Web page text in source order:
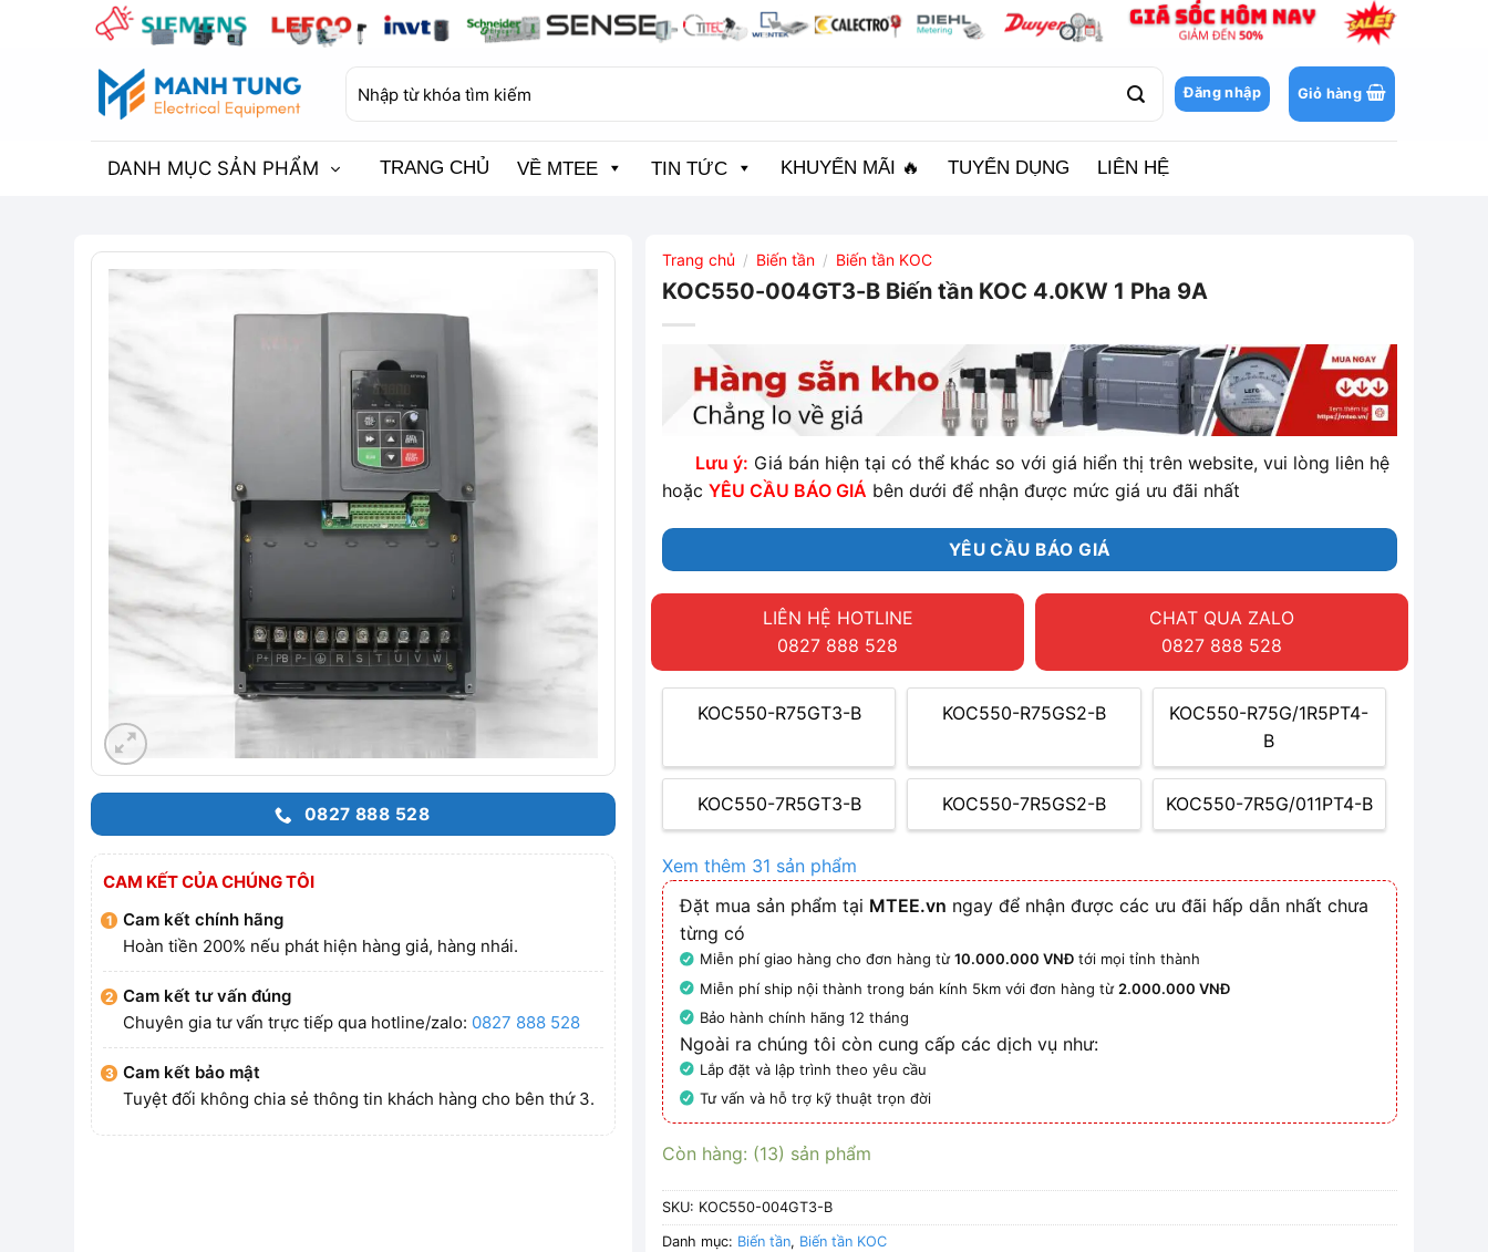
kiếm:
Đăng nhập Giỏ hàng
DANH MỤC SẢN PHẨM TRANG CHỦ VỀ MTEE TIN TỨC KHUYẾN MÃI 🔥 TUYỂN DỤNG LIÊN HỆ
0827 888 528
CAM KẾT CỦA CHÚNG TÔI
Cam kết chính hãng
Hoàn tiền 200% nếu phát hiện hàng giả, hàng nhái.
Cam kết tư vấn đúng
Chuyên gia tư vấn trực tiếp qua hotline/zalo: 0827 888 528
Cam kết bảo mật
Tuyệt đối không chia sẻ thông tin khách hàng cho bên thứ 3.
Trang chủ / Biến tần / Biến tần KOC
KOC550-004GT3-B Biến tần KOC 4.0KW 1 Pha 9A
Lưu ý: Giá bán hiện tại có thể khác so với giá hiển thị trên website, vui lòng liên hệ
hoặcYÊU CẦU BÁO GIÁ bên dưới để nhận được mức giá ưu đãi nhất
YÊU CẦU BÁO GIÁ
LIÊN HỆ HOTLINE
0827 888 528
CHAT QUA ZALO
0827 888 528
KOC550-R75GT3-B KOC550-R75GS2-B
KOC550-R75G/1R5PT4-
B
KOC550-7R5GT3-B KOC550-7R5GS2-B KOC550-7R5G/011PT4-B
Xem thêm 31 sản phẩm
Đặt mua sản phẩm tại MTEE.vn ngay để nhận được các ưu đãi hấp dẫn nhất chưa
từng có
Miễn phí giao hàng cho đơn hàng từ10.000.000 VNĐ tới mọi tỉnh thành
Miễn phí ship nội thành trong bán kính 5km với đơn hàng từ 2.000.000 VNĐ
Bảo hành chính hãng 12 tháng
Ngoài ra chúng tôi còn cung cấp các dịch vụ như:
Lắp đặt và lập trình theo yêu cầu
Tư vấn và hỗ trợ kỹ thuật trọn đời
Còn hàng: (13) sản phẩm
SKU: KOC550-004GT3-B
Danh mục: Biến tần, Biến tần KOC